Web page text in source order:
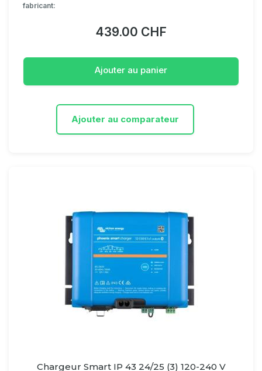
fabricant:
439.00 CHF
Ajouter au panier
Ajouter au comparateur
Chargeur Smart IP 43 24/25 (3) 120-240 V